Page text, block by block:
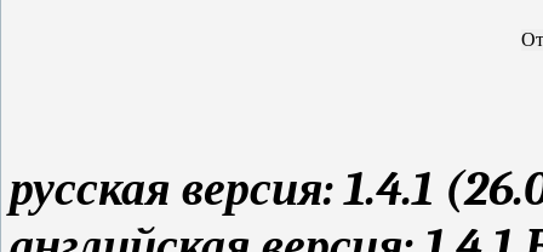
русская версия: 1.4.1